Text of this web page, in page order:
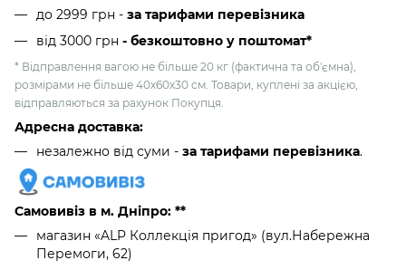
до 2999 грн - за тарифами перевізника
від 3000 грн - безкоштовно у поштомат*
* Відправлення вагою не більше 20 кг (фактична та об'ємна),
розмірами не більше 40х60х30 см. Товари, куплені за акцією,
відправляються за рахунок Покупця.
Адресна доставка:
незалежно від суми - за тарифами перевізника.
Самовивіз в м. Дніпро: **
магазин «ALP Коллекція пригод» (вул.Набережна
Перемоги, 62)